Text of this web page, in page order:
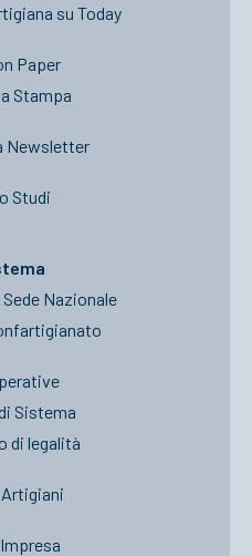
su Today
Paper
Stampa
Newsletter
Studi
Nazionale
Sistema
di legalità